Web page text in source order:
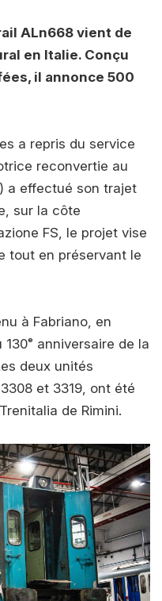
ALn668 vient de
en Italie. Conçu
il annonce 500
a repris du service
reconvertie au
a effectué son trajet
sur la côte
FS, le projet vise
tout en préservant le
à Fabriano, en
anniversaire de la
deux unités
et 3319, ont été
de Rimini.